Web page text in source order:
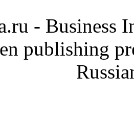
- Business
publishing